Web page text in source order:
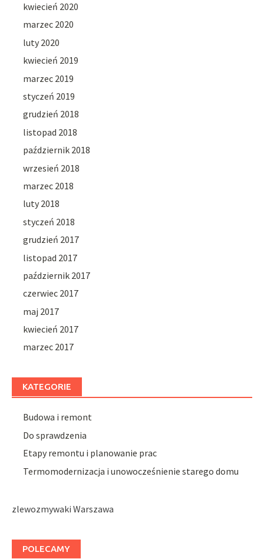
kwiecień 2020
marzec 2020
luty 2020
kwiecień 2019
marzec 2019
styczeń 2019
grudzień 2018
listopad 2018
październik 2018
wrzesień 2018
marzec 2018
luty 2018
styczeń 2018
grudzień 2017
listopad 2017
październik 2017
czerwiec 2017
maj 2017
kwiecień 2017
marzec 2017
KATEGORIE
Budowa i remont
Do sprawdzenia
Etapy remontu i planowanie prac
Termomodernizacja i unowocześnienie starego domu
zlewozmywaki Warszawa
POLECAMY